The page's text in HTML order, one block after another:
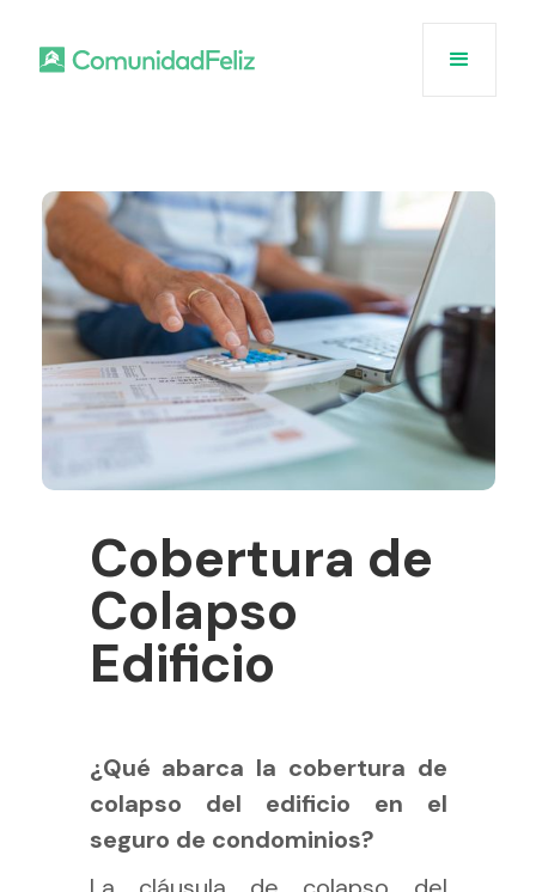
Cobertura de
Colapso
Edificio
¿Qué abarca la cobertura de
colapso del edificio en el
seguro de condominios?